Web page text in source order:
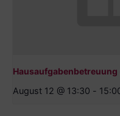
August 12 @ 13:30 -